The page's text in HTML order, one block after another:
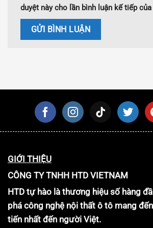
duyệt này cho lần bình luận kế tiếp
GIỚI THIỆU
CÔNG TY TNHH HTD VIETNAM
HTD tự hào là thương hiệu số hàng
phá công nghệ nội thất ô tô mang
tiến nhất đến người Việt.